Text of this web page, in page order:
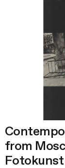
from
Fotokunst